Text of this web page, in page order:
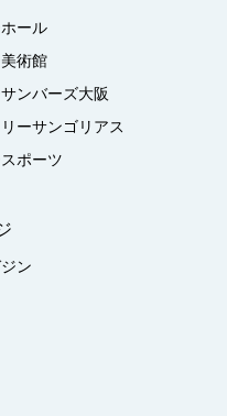
ール
術館
ンバーズ大阪
ーサンゴリアス
ポーツ
ン